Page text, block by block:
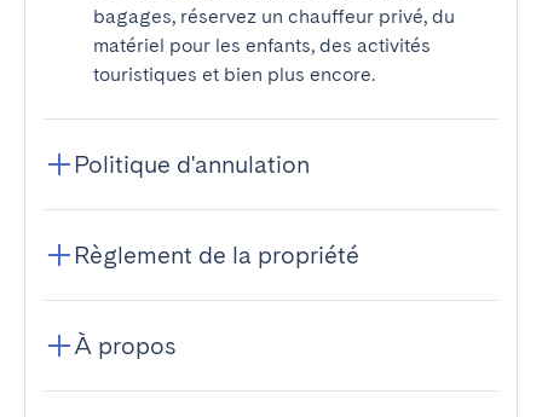
bagages, réservez un chauffeur privé, du
matériel pour les enfants, des activités
touristiques et bien plus encore.
Politique d'annulation
Règlement de la propriété
À propos